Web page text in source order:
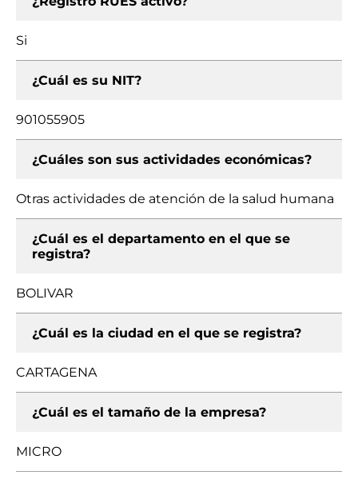
Si
¿Cuál es su NIT?
901055905
¿Cuáles son sus actividades económicas?
Otras actividades de atención de la salud humana
¿Cuál es el departamento en el que se
registra?
BOLIVAR
¿Cuál es la ciudad en el que se registra?
CARTAGENA
¿Cuál es el tamaño de la empresa?
MICRO